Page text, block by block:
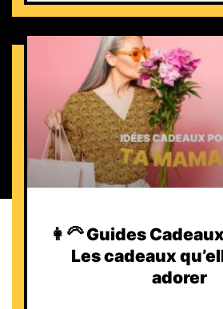
👩‍🦳 Guides
Les cadeaux
adorer